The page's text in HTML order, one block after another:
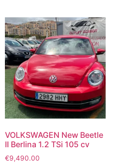
VOLKSWAGEN New Beetle
II Berlina 1.2 TSi 105 cv
€9,490.00